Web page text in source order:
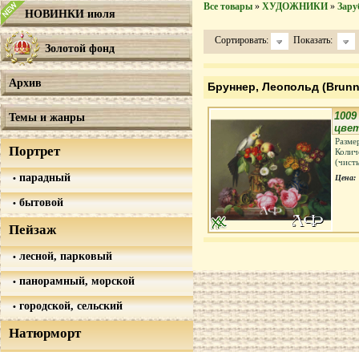
НОВИНКИ июля
Золотой фонд
Архив
Темы и жанры
Портрет
парадный
бытовой
Пейзаж
лесной, парковый
панорамный, морской
городской, сельский
Натюрморт
Все товары » ХУДОЖНИКИ »
Сортировать: Показать:
Бруннер, Леопольд
Цена: